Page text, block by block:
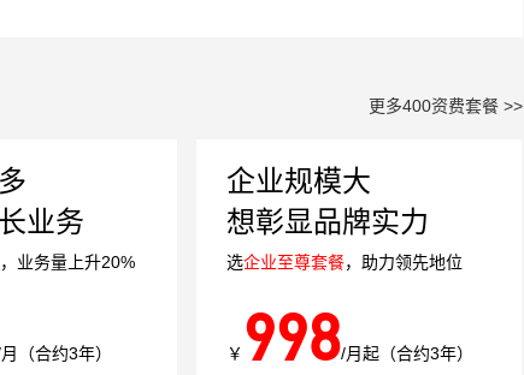
更多400资费套餐 >>
业务
，业务量上升20%
（合约3年）
企业规模大
想彰显品牌实力
选企业至尊套餐，助力领先地位
￥ 998/月起（合约3年）